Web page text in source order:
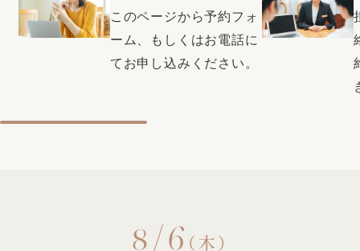
【口コミで衣裳満足度1位の式場★県内最大級衣裳サロンをご
案内】自由に選べる圧巻の300着。全国約40のグループ式場
新婦様へ素敵な結婚式をお届け致します。
このページから予約フォ
ーム、もしくはお電話に
てお申し込みください。
8/6 （木）